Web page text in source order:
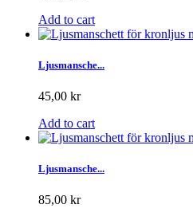
Add to cart
Ljusmansche...
45,00 kr
Add to cart
Ljusmansche...
85,00 kr